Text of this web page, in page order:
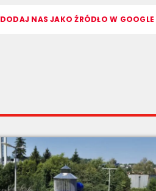
DODAJ NAS JAKO ŹRÓDŁO W GOOGLE